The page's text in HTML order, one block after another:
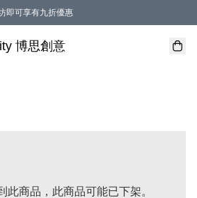
即可享有九折優惠
博思創意
此商品，此商品可能已下架。